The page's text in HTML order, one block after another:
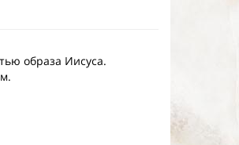
образа Иисуса.